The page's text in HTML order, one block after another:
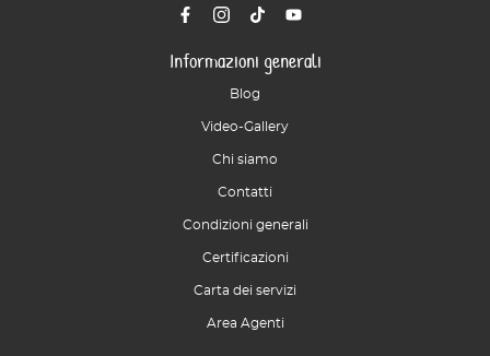
Informazioni generali
Blog
Video-Gallery
Chi siamo
Contatti
Condizioni generali
Certificazioni
Carta dei servizi
Area Agenti